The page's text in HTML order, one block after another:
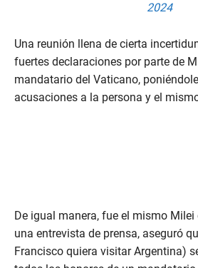
2024
Una reunión llena de cierta
fuertes declaraciones por parte de
mandatario del Vaticano,
acusaciones a la persona y el
De igual manera, fue el mismo Milei
una entrevista de prensa, aseguró
Francisco quiera visitar Argentina)